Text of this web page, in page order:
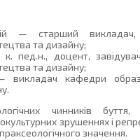
— старший
та дизайну;
пед.н., доцент,
та дизайну;
викладач кафедри
чинників буття,
зрушеннях і
значення.